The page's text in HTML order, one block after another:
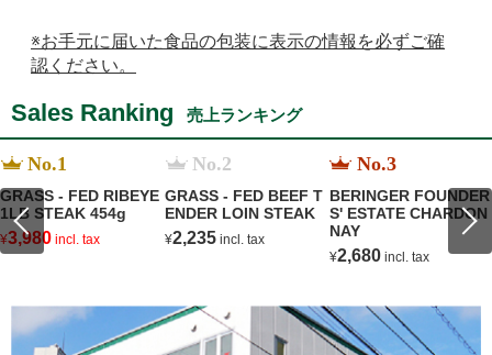
※お手元に届いた食品の包装に表示の情報を必ずご確
認ください。
Sales Ranking 売上ランキング
No.1
GRASS - FED RIBEYE
1LB STEAK 454g
¥3,980 incl. tax
No.2
GRASS - FED BEEF T
ENDER LOIN STEAK
¥2,235 incl. tax
No.3
BERINGER FOUNDER
S' ESTATE CHARDON
NAY
¥2,680 incl. tax